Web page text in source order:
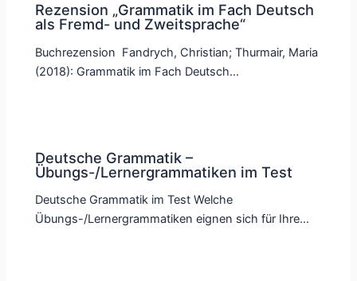
Rezension „Grammatik im Fach Deutsch
als Fremd- und Zweitsprache“
Buchrezension Fandrych, Christian; Thurmair, Maria
(2018): Grammatik im Fach Deutsch…
Deutsche Grammatik –
Übungs-/Lernergrammatiken im Test
Deutsche Grammatik im Test Welche
Übungs-/Lernergrammatiken eignen sich für Ihre…